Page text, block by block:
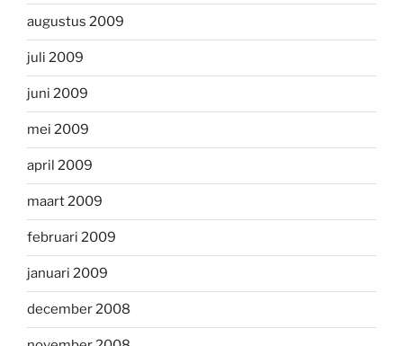
augustus 2009
juli 2009
juni 2009
mei 2009
april 2009
maart 2009
februari 2009
januari 2009
december 2008